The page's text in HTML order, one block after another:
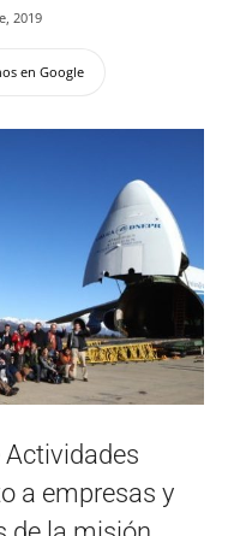
2019
en Google
a empresas y